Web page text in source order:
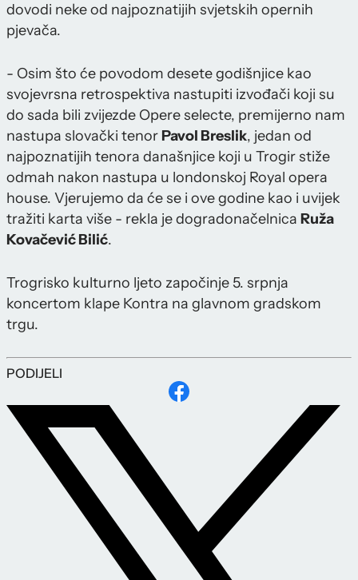
dovodi neke od najpoznatijih svjetskih opernih
pjevača.
- Osim što će povodom desete godišnjice kao
svojevrsna retrospektiva nastupiti izvođači koji su
do sada bili zvijezde Opere selecte, premijerno nam
nastupa slovački tenor Pavol Breslik, jedan od
najpoznatijih tenora današnjice koji u Trogir stiže
odmah nakon nastupa u londonskoj Royal opera
house. Vjerujemo da će se i ove godine kao i uvijek
tražiti karta više - rekla je dogradonačelnica Ruža
Kovačević Bilić.
Trogrisko kulturno ljeto započinje 5. srpnja
koncertom klape Kontra na glavnom gradskom
trgu.
PODIJELI